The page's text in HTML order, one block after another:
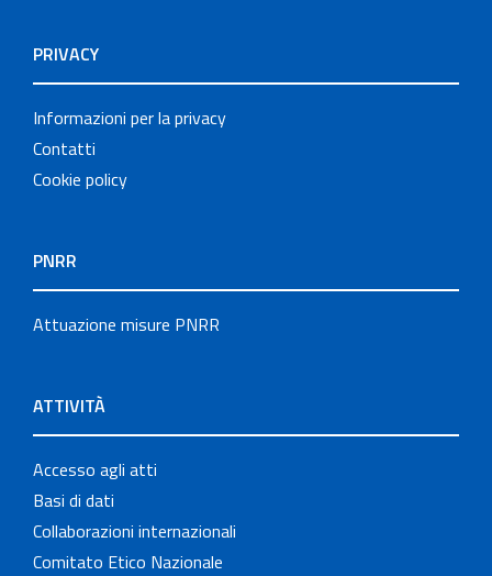
PRIVACY
Informazioni per la privacy
Contatti
Cookie policy
PNRR
Attuazione misure PNRR
ATTIVITÀ
Accesso agli atti
Basi di dati
Collaborazioni internazionali
Comitato Etico Nazionale